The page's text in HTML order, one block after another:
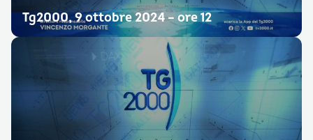
Tg2000, 9 ottobre 2024 – ore 12